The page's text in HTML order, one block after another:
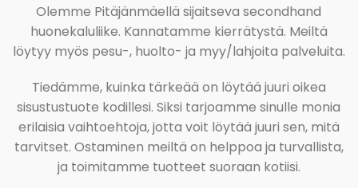
Olemme Pitäjänmäellä sijaitseva secondhand
huonekaluliike. Kannatamme kierrätystä. Meiltä
löytyy myös pesu-, huolto- ja myy/lahjoita palveluita.
Tiedämme, kuinka tärkeää on löytää juuri oikea
sisustustuote kodillesi. Siksi tarjoamme sinulle monia
erilaisia vaihtoehtoja, jotta voit löytää juuri sen, mitä
tarvitset. Ostaminen meiltä on helppoa ja turvallista,
ja toimitamme tuotteet suoraan kotiisi.